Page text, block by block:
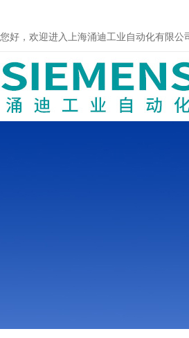
您好，欢迎进入上海涌迪工业自动化有限公